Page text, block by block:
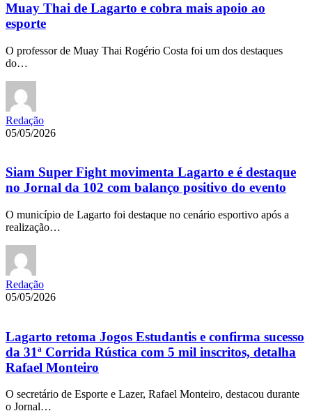
Muay Thai de Lagarto e cobra mais apoio ao
esporte
O professor de Muay Thai Rogério Costa foi um dos destaques
do…
Redação
05/05/2026
Siam Super Fight movimenta Lagarto e é destaque
no Jornal da 102 com balanço positivo do evento
O município de Lagarto foi destaque no cenário esportivo após a
realização…
Redação
05/05/2026
Lagarto retoma Jogos Estudantis e confirma sucesso
da 31ª Corrida Rústica com 5 mil inscritos, detalha
Rafael Monteiro
O secretário de Esporte e Lazer, Rafael Monteiro, destacou durante
o Jornal…